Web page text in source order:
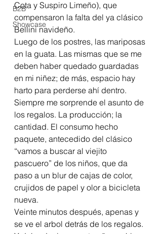
B2B
Showcase
Cota y Suspiro Limeño), que
compensaron la falta del ya clásico
Bellini navideño.
Luego de los postres, las mariposas
en la guata. Las mismas que se me
deben haber quedado guardadas
en mi niñez; de más, espacio hay
harto para perderse ahí dentro.
Siempre me sorprende el asunto de
los regalos. La producción; la
cantidad. El consumo hecho
paquete, antecedido del clásico
“vamos a buscar al viejito
pascuero” de los niños, que da
paso a un blur de cajas de color,
crujidos de papel y olor a bicicleta
nueva.
Veinte minutos después, apenas y
se ve el arbol detrás de los regalos.